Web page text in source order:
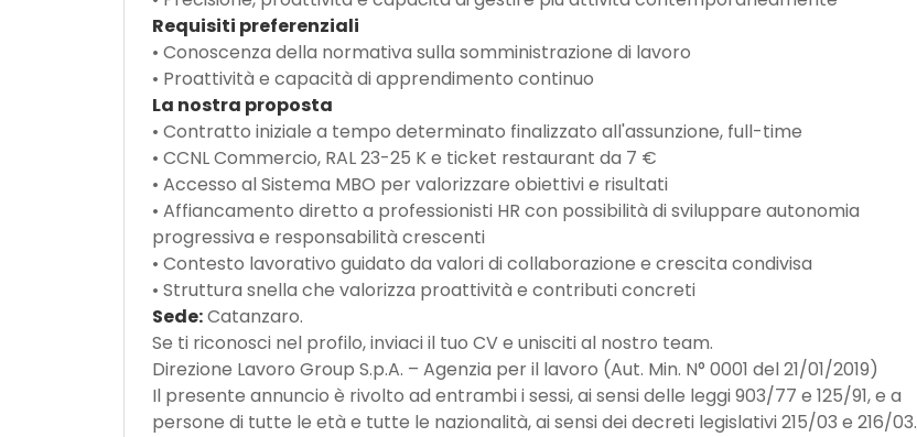
Requisiti preferenziali
• Conoscenza della normativa sulla somministrazione di lavoro
• Proattività e capacità di apprendimento continuo
La nostra proposta
• Contratto iniziale a tempo determinato finalizzato all'assunzione, full-time
• CCNL Commercio, RAL 23-25 K e ticket restaurant da 7 €
• Accesso al Sistema MBO per valorizzare obiettivi e risultati
• Affiancamento diretto a professionisti HR con possibilità di sviluppare autonomia
progressiva e responsabilità crescenti
• Contesto lavorativo guidato da valori di collaborazione e crescita condivisa
• Struttura snella che valorizza proattività e contributi concreti
Sede:Catanzaro.
Se ti riconosci nel profilo, inviaci il tuo CV e unisciti al nostro team.
Direzione Lavoro Group S.p.A. – Agenzia per il lavoro (Aut. Min. N° 0001 del 21/01/2019)
Il presente annuncio è rivolto ad entrambi i sessi, ai sensi delle leggi 903/77 e 125/91, e a
persone di tutte le età e tutte le nazionalità, ai sensi dei decreti legislativi 215/03 e 216/03.